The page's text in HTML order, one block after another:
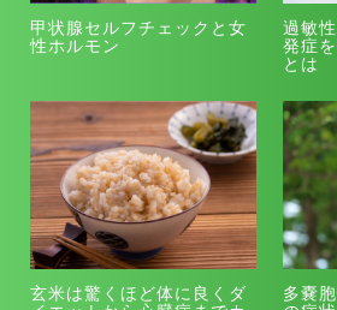
甲状腺セルフチェックと女
性ホルモン
過敏
発症
とは
玄米は驚くほど体に良くダ
多嚢